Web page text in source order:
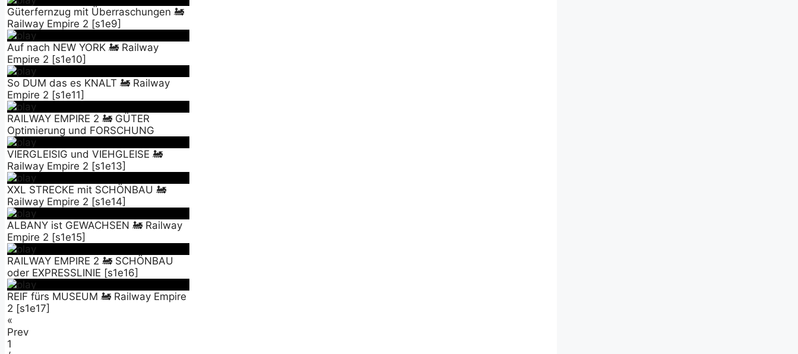
Güterfernzug mit Überraschungen 🚂
Railway Empire 2 [s1e9]
Auf nach NEW YORK 🚂 Railway
Empire 2 [s1e10]
So DUM das es KNALT 🚂 Railway
Empire 2 [s1e11]
RAILWAY EMPIRE 2 🚂 GÜTER
Optimierung und FORSCHUNG
VIERGLEISIG und VIEHGLEISE 🚂
Railway Empire 2 [s1e13]
XXL STRECKE mit SCHÖNBAU 🚂
Railway Empire 2 [s1e14]
ALBANY ist GEWACHSEN 🚂 Railway
Empire 2 [s1e15]
RAILWAY EMPIRE 2 🚂 SCHÖNBAU
oder EXPRESSLINIE [s1e16]
REIF fürs MUSEUM 🚂 Railway Empire
2 [s1e17]
«
Prev
1